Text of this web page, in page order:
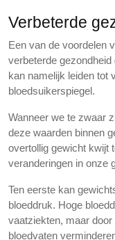
Verbeterde
Een van de voordelen
verbeterde
kan namelijk leiden tot
bloedsuikerspiegel.
Wanneer we te zwaar
deze waarden binnen
overtollig gewicht kwijt
veranderingen in onze
Ten eerste kan
bloeddruk. Hoge
vaatziekten, maar
bloedvaten